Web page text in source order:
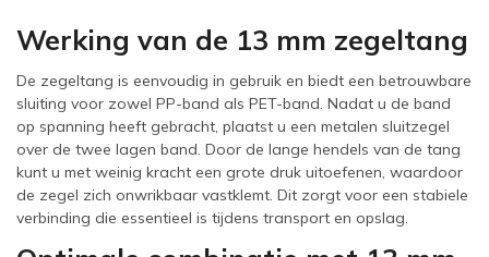
Werking van de 13 mm zegeltang
De zegeltang is eenvoudig in gebruik en biedt een betrouwbare
sluiting voor zowel PP-band als PET-band. Nadat u de band
op spanning heeft gebracht, plaatst u een metalen sluitzegel
over de twee lagen band. Door de lange hendels van de tang
kunt u met weinig kracht een grote druk uitoefenen, waardoor
de zegel zich onwrikbaar vastklemt. Dit zorgt voor een stabiele
verbinding die essentieel is tijdens transport en opslag.